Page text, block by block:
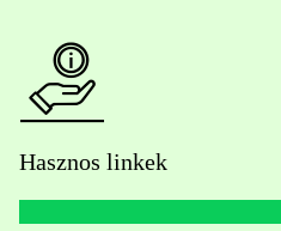
Hasznos linkek